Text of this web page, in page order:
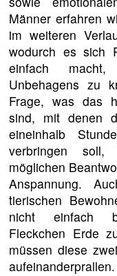
Männer erfahren
im weiteren
wodurch es sich
einfach
Unbehagens zu
Frage, was das
sind, mit denen
eineinhalb
verbringen
möglichen
Anspannung.
tierischen
nicht einfach
Fleckchen Erde
müssen diese
aufeinanderprallen.